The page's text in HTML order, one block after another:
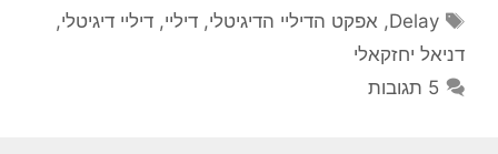
תגיות
Delay
, אפקט הדיליי הדיגיטלי,דיליי,דיליי דיגיטלי,
דניאל יחזקאלי
5 תגובות